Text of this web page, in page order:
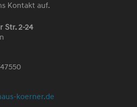
Kontakt auf.
Str. 2-24
koerner.de